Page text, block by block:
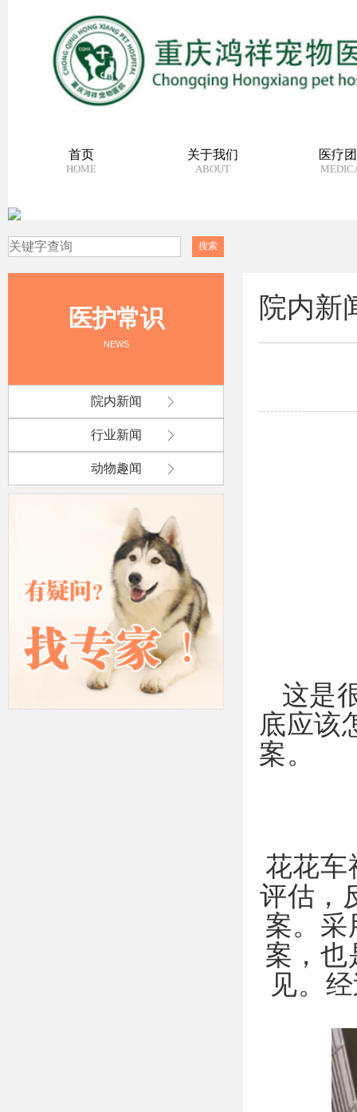
首页
HOME
关于我们
ABOUT
医疗
医护常识
NEWS
院内新闻
行业新闻
动物趣闻
院内新
这是
底应该
案。
花花车
评估，
案。采
案，也
见。